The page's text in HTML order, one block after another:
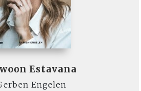
Estavana
Engelen